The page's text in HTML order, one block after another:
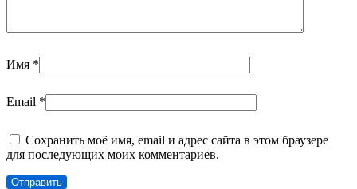
Имя *
Email *
Сохранить моё имя, email и адрес сайта в этом браузере
для последующих моих комментариев.